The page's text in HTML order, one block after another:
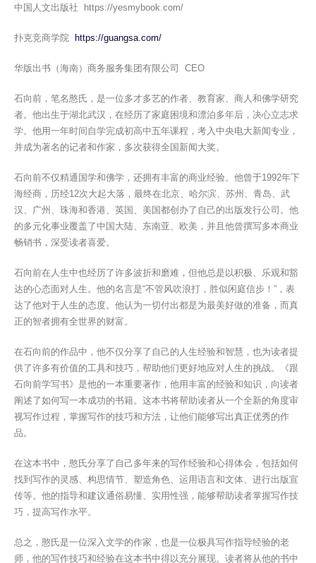
中国人文出版社 https://yesmybook.com/
扑克竞商学院 https://guangsa.com/
华版出书（海南）商务服务集团有限公司 CEO
石向前，笔名憨氏，是一位多才多艺的作者、教育家、商人和佛学研究
者。他出生于湖北武汉，在经历了家庭困境和漂泊多年后，决心立志求
学。他用一年时间自学完成初高中五年课程，考入中央电大新闻专业，
并成为著名的记者和作家，多次获得全国新闻大奖。
石向前不仅精通国学和佛学，还拥有丰富的商业经验。他曾于1992年下
海经商，历经12次大起大落，最终在北京、哈尔滨、苏州、青岛、武
汉、广州、珠海和香港、英国、美国都创办了自己的出版发行公司。他
的多元化事业覆盖了中国大陆、东南亚、欧美，并且他曾撰写多本商业
畅销书，深受读者喜爱。
石向前在人生中也经历了许多波折和磨难，但他总是以积极、乐观和豁
达的心态面对人生。他的名言是“不管风吹浪打，胜似闲庭信步！”，表
达了他对于人生的态度。他认为一切付出都是为最美好做的准备，而真
正的智者拥有全世界的财富。
在石向前的作品中，他不仅分享了自己的人生经验和智慧，也为读者提
供了许多有价值的工具和技巧，帮助他们更好地应对人生的挑战。《跟
石向前学写书》是他的一本重要著作，他用丰富的经验和知识，向读者
阐述了如何写一本成功的书籍。这本书将帮助读者从一个全新的角度审
视写作过程，掌握写作的技巧和方法，让他们能够写出真正优秀的作
品。
在这本书中，憨氏分享了自己多年来的写作经验和心得体会，包括如何
找到写作的灵感、构思情节、塑造角色、运用语言和文体、进行出版宣
传等。他的指导和建议通俗易懂、实用性强，能够帮助读者掌握写作技
巧，提高写作水平。
总之，憨氏是一位深入文学的作家，也是一位极具写作指导经验的老
师，他的写作技巧和经验在这本书中得以充分展现。读者将从他的书中